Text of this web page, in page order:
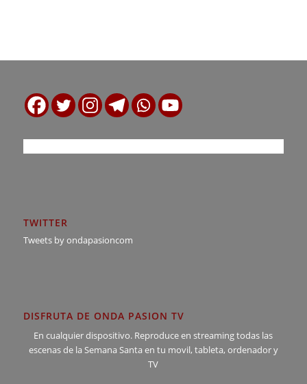
TWITTER
Tweets by ondapasioncom
DISFRUTA DE ONDA PASION TV
En cualquier dispositivo. Reproduce en streaming todas las
escenas de la Semana Santa en tu movil, tableta, ordenador y
TV